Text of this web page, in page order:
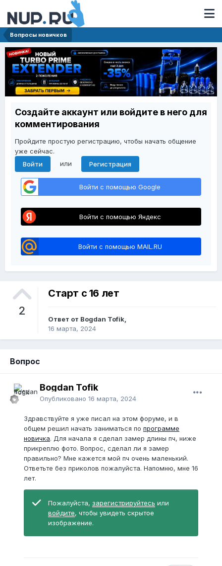
Вопросы новичков
Создайте аккаунт или войдите в него для
комментирования
Пройдите простую регистрацию, чтобы начать общение
уже сейчас.
Войти
или Регистрация
Войти с помощью Google
Войти с помощью Яндекс
Войти с помощью MAIL.RU
2
Старт с 16 лет
Ответ от Bogdan Tofik,
16 марта, 2024
Вопрос
Bogdan Tofik
Опубликовано 16 марта, 2024
Здравствуйте я уже писал на этом форуме, и в
общем решил начать заниматься по программе
новичка. Для начала я сделал замер длины пч, ниже
прикреплю фото. Вопрос, сделал ли я замер
правильно? Мне кажется мой пч очень маленький.
Ответьте без приколов пожалуйста. Напомню, мне 16
лет.
Пожалуйста, зарегистрируйтесь или
войдите, чтобы увидеть скрытое
изображение.